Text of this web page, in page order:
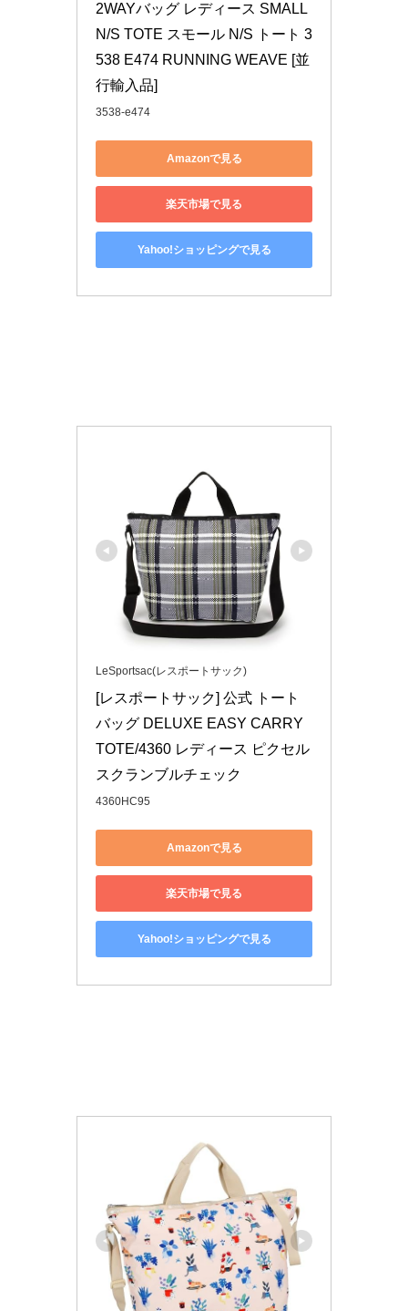
2WAYバッグ レディース SMALL
N/S TOTE スモール N/S トート 3
538 E474 RUNNING WEAVE [並
行輸入品]
3538-e474
Amazonで見る
楽天市場で見る
Yahoo!ショッピングで見る
LeSportsac(レスポートサック)
[レスポートサック] 公式 トート
バッグ DELUXE EASY CARRY
TOTE/4360 レディース ピクセル
スクランブルチェック
4360HC95
Amazonで見る
楽天市場で見る
Yahoo!ショッピングで見る